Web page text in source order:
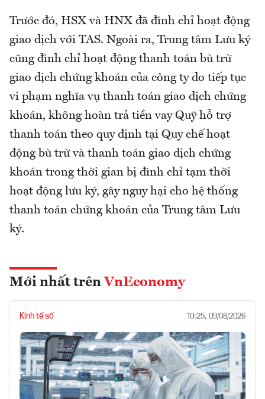
Trước đó, HSX và HNX đã đình chỉ hoạt động
giao dịch với TAS. Ngoài ra, Trung tâm Lưu ký
cũng đình chỉ hoạt động thanh toán bù trừ
giao dịch chứng khoán của công ty do tiếp tục
vi phạm nghĩa vụ thanh toán giao dịch chứng
khoán, không hoàn trả tiền vay Quỹ hỗ trợ
thanh toán theo quy định tại Quy chế hoạt
động bù trừ và thanh toán giao dịch chứng
khoán trong thời gian bị đình chỉ tạm thời
hoạt động lưu ký, gây nguy hại cho hệ thống
thanh toán chứng khoán của Trung tâm Lưu
ký.
Mới nhất trên VnEconomy
Kinh tế số 10:25, 09/08/2026